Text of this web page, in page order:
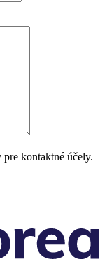
pre kontaktné účely.